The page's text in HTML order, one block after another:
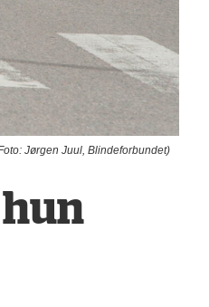
Jørgen Juul, Blindeforbundet)